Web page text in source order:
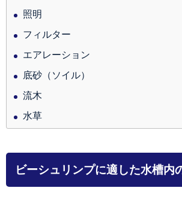
照明
フィルター
エアレーション
底砂（ソイル）
流木
水草
ビーシュリンプに適した水槽内